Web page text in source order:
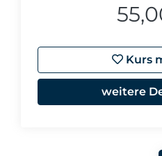
Kurs
weitere